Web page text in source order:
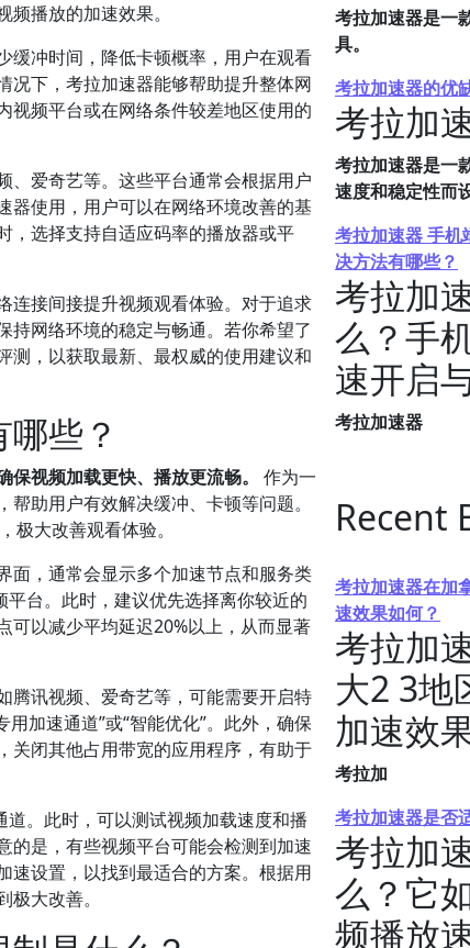
播放的加速效果。
缓冲时间，降低卡顿概率，用户在观看
况下，考拉加速器能够帮助提升整体网
视频平台或在网络条件较差地区使用的
、爱奇艺等。这些平台通常会根据用户
器使用，用户可以在网络环境改善的基
，选择支持自适应码率的播放器或平
连接间接提升视频观看体验。对于追求
持网络环境的稳定与畅通。若你希望了
测，以获取最新、最权威的使用建议和
些？
视频加载更快、播放更流畅。
作为一
助用户有效解决缓冲、卡顿等问题。
大改善观看体验。
面，通常会显示多个加速节点和服务类
台。此时，建议优先选择离你较近的
可以减少平均延迟20%以上，从而显著
腾讯视频、爱奇艺等，可能需要开启特
加速通道”或“智能优化”。此外，确保
关闭其他占用带宽的应用程序，有助于
。此时，可以测试视频加载速度和播
的是，有些视频平台可能会检测到加速
速设置，以找到最适合的方案。根据用
大改善。
考拉加速器是一
具。
考拉加速器的优
考拉加
考拉加速器是一
速度和稳定性而
考拉加速器 手机
决方法有哪些？
考拉加
么？手
速开启
考拉加速器
Recent
考拉加速器在加
速效果如何？
考拉加
大2 3地
加速效
考拉加
考拉加速器是否
考拉加
么？它
频播放